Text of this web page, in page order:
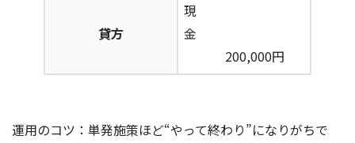
貸方
現
金
200,000円
運用のコツ：単発施策ほど“やって終わり”になりがちで